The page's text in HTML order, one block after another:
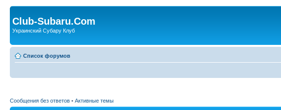
Club-Subaru.Com
Украинский Субару Клуб
Список форумов
Сообщения без ответов • Активные темы